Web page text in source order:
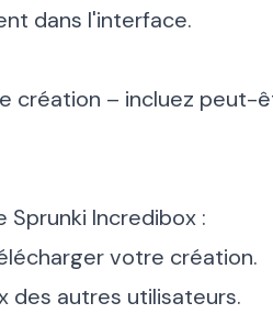
dans l'interface.
création – incluez peut-
Incredibox :
votre création.
des autres utilisateurs.